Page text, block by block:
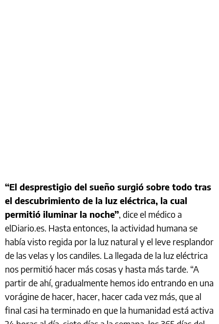
“El desprestigio del sueño surgió sobre todo tras
el descubrimiento de la luz eléctrica, la cual
permitió iluminar la noche”, dice el médico a
elDiario.es. Hasta entonces, la actividad humana se
había visto regida por la luz natural y el leve resplandor
de las velas y los candiles. La llegada de la luz eléctrica
nos permitió hacer más cosas y hasta más tarde. “A
partir de ahí, gradualmente hemos ido entrando en una
vorágine de hacer, hacer, hacer cada vez más, que al
final casi ha terminado en que la humanidad está activa